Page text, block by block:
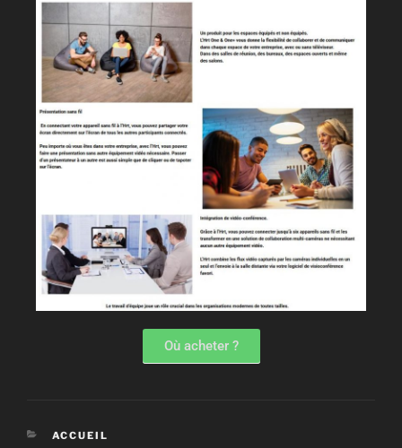
Où acheter ?
ACCUEIL